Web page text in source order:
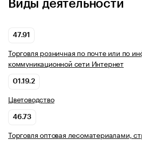
Виды деятельности
47.91
Торговля розничная по почте или по
коммуникационной сети Интернет
01.19.2
Цветоводство
46.73
Торговля оптовая лесоматериалами,